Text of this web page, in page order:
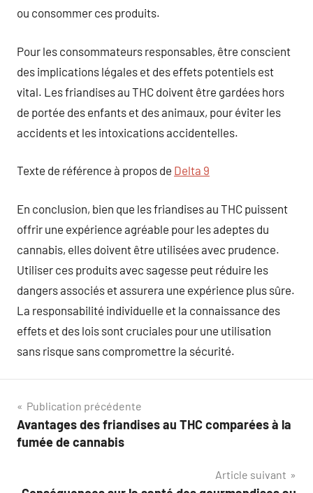
ou consommer ces produits.
Pour les consommateurs responsables, être conscient
des implications légales et des effets potentiels est
vital. Les friandises au THC doivent être gardées hors
de portée des enfants et des animaux, pour éviter les
accidents et les intoxications accidentelles.
Texte de référence à propos de Delta 9
En conclusion, bien que les friandises au THC puissent
offrir une expérience agréable pour les adeptes du
cannabis, elles doivent être utilisées avec prudence.
Utiliser ces produits avec sagesse peut réduire les
dangers associés et assurera une expérience plus sûre.
La responsabilité individuelle et la connaissance des
effets et des lois sont cruciales pour une utilisation
sans risque sans compromettre la sécurité.
Navigation
de
Publication précédente
Avantages des friandises au THC comparées à la
fumée de cannabis
Article suivant